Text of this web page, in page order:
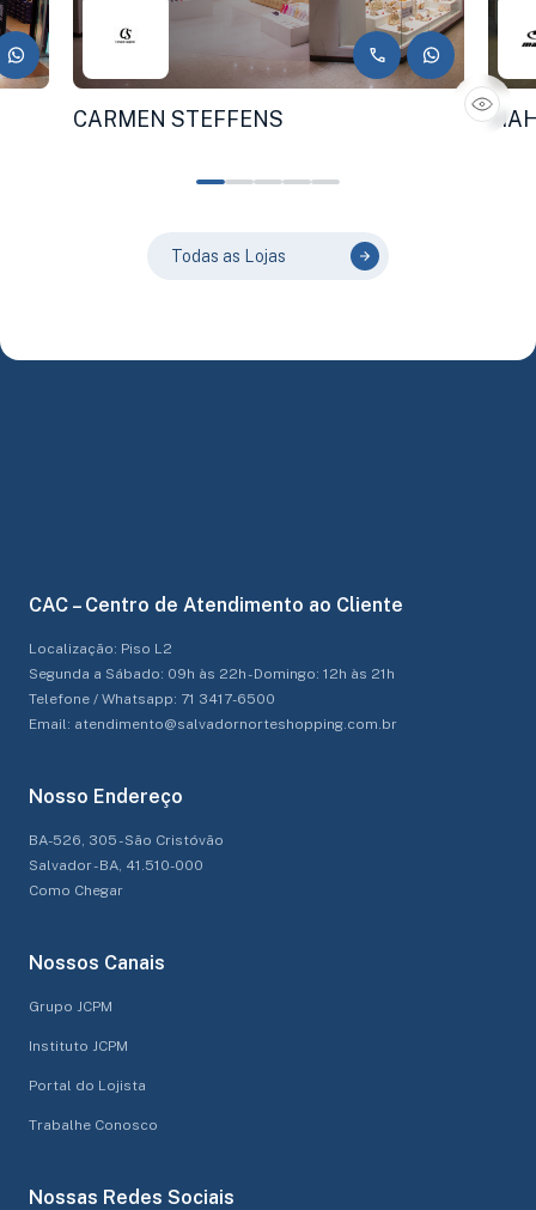
CARMEN STEFFENS
Todas as Lojas
CAC – Centro de Atendimento ao Cliente
Localização: Piso L2
Segunda a Sábado: 09h às 22h - Domingo: 12h às 21h
Telefone / Whatsapp: 71 3417-6500
Email: atendimento@salvadornorteshopping.com.br
Nosso Endereço
BA-526, 305 - São Cristóvão
Salvador - BA, 41.510-000
Como Chegar
Nossos Canais
Grupo JCPM
Instituto JCPM
Portal do Lojista
Trabalhe Conosco
Nossas Redes Sociais